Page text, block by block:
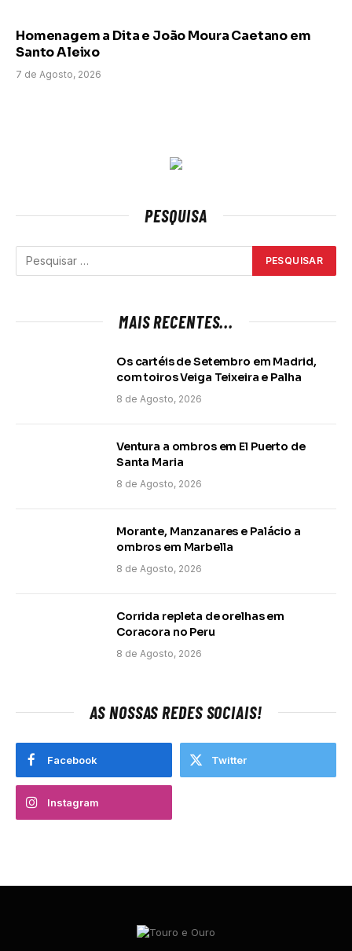
Homenagem a Dita e João Moura Caetano em
Santo Aleixo
7 de Agosto, 2026
PESQUISA
MAIS RECENTES...
Os cartéis de Setembro em Madrid,
com toiros Veiga Teixeira e Palha
8 de Agosto, 2026
Ventura a ombros em El Puerto de
Santa Maria
8 de Agosto, 2026
Morante, Manzanares e Palácio a
ombros em Marbella
8 de Agosto, 2026
Corrida repleta de orelhas em
Coracora no Peru
8 de Agosto, 2026
AS NOSSAS REDES SOCIAIS!
Facebook Twitter
Instagram